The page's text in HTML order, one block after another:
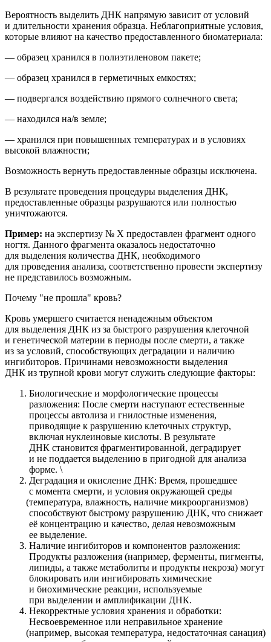
Вероятность выделить ДНК напрямую зависит от условий
и длительности хранения образца. Неблагоприятные условия,
которые влияют на качество предоставленного биоматериала:
— образец хранился в полиэтиленовом пакете;
— образец хранился в герметичных емкостях;
— подвергался воздействию прямого солнечного света;
— находился на/в земле;
— хранился при повышенных температурах и в условиях
высокой влажности;
Возможность вернуть предоставленные образцы исключена.
В результате проведения процедуры выделения ДНК,
предоставленные образцы разрушаются или полностью
уничтожаются.
Пример: на экспертизу № Х предоставлен фрагмент одного
ногтя. Данного фрагмента оказалось недостаточно
для выделения количества ДНК, необходимого
для проведения анализа, соответственно провести экспертизу
не представилось возможным.
Почему "не прошла" кровь?
Кровь умершего считается ненадежным объектом
для выделения ДНК из за быстрого разрушения клеточной
и генетической материи в периоды после смерти, а также
из за условий, способствующих деградации и наличию
ингибиторов. Причинами невозможности выделения
ДНК из трупной крови могут служить следующие факторы:
Биологические и морфологические процессы
разложения: После смерти наступают естественные
процессы автолиза и гнилостные изменения,
приводящие к разрушению клеточных структур,
включая нуклеиновые кислоты. В результате
ДНК становится фрагментированной, деградирует
и не поддается выделению в пригодной для анализа
форме. \
Деградация и окисление ДНК: Время, прошедшее
с момента смерти, и условия окружающей среды
(температура, влажность, наличие микроорганизмов)
способствуют быстрому разрушению ДНК, что снижает
её концентрацию и качество, делая невозможным
ее выделение.
Наличие ингибиторов и компонентов разложения:
Продукты разложения (например, ферменты, пигменты,
липиды, а также метаболиты и продукты некроза) могут
блокировать или ингибировать химические
и биохимические реакции, используемые
при выделении и амплификации ДНК.
Некорректные условия хранения и обработки:
Несвоевременное или неправильное хранение
(например, высокая температура, недостаточная санация)